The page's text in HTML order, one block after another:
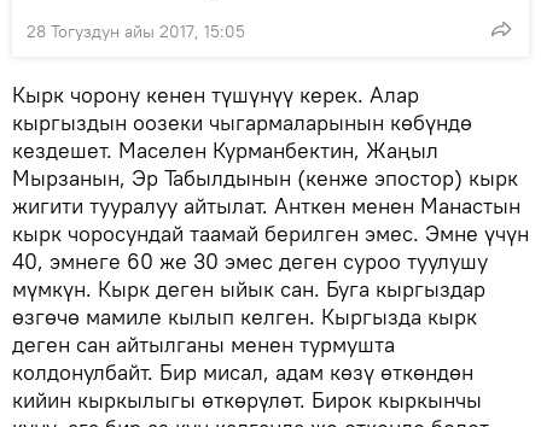
28 Тогуздун айы 2017, 15:05
Кырк чорону кенен түшүнүү керек. Алар
кыргыздын оозеки чыгармаларынын көбүндө
кездешет. Маселен Курманбектин, Жаңыл
Мырзанын, Эр Табылдынын (кенже эпостор) кырк
жигити тууралуу айтылат. Анткен менен Манастын
кырк чоросундай таамай берилген эмес. Эмне үчүн
40, эмнеге 60 же 30 эмес деген суроо туулушу
мүмкүн. Кырк деген ыйык сан. Буга кыргыздар
өзгөчө мамиле кылып келген. Кыргызда кырк
деген сан айтылганы менен турмушта
колдонулбайт. Бир мисал, адам көзү өткөндөн
кийин кыркылыгы өткөрүлөт. Бирок кыркынчы